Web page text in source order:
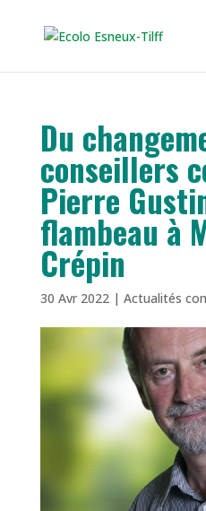
Du
conseillers
Pierre
flambeau à
Crépin
30 Avr 2022| Actualités